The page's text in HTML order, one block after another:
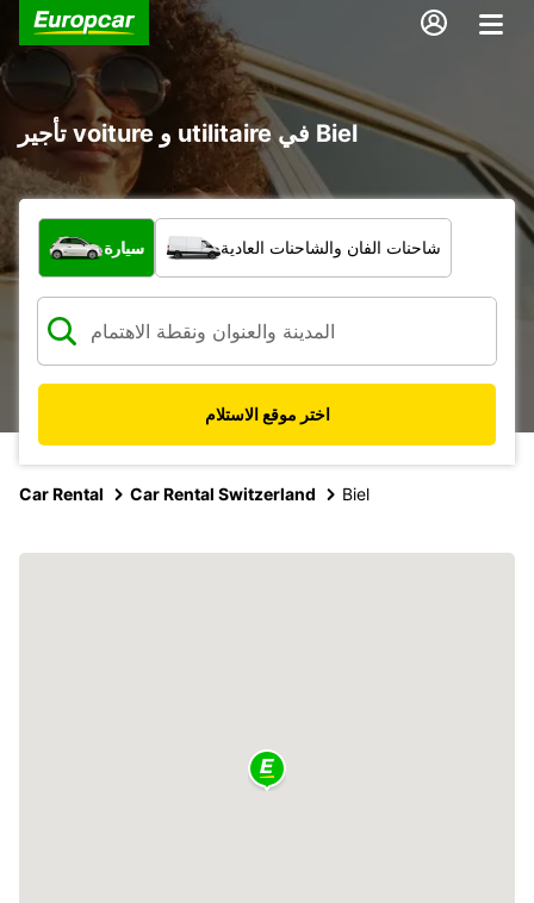
تأجير voiture و utilitaire في Biel
ما نوع المركبة؟
سيارة شاحنات الفان والشاحنات العادية
اختر موقع الاستلام
Car Rental Car Rental Switzerland Biel